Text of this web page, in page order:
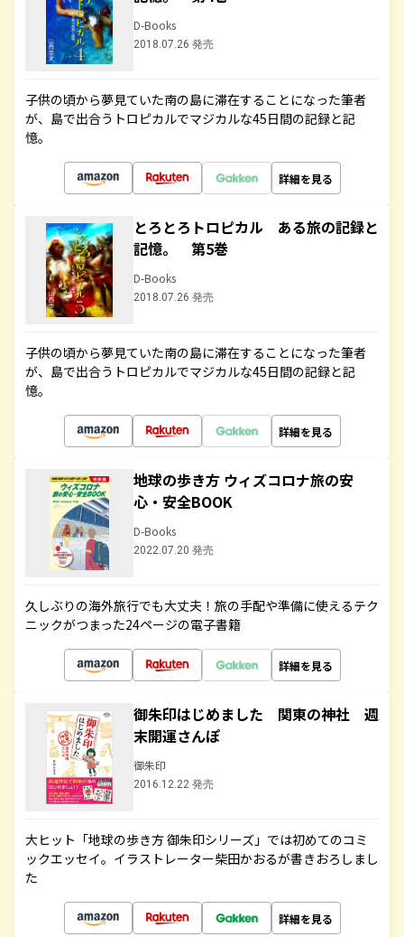
D-Books
2018.07.26 発売
子供の頃から夢見ていた南の島に滞在することになった筆者
が、島で出合うトロピカルでマジカルな45日間の記録と記
憶。
詳細を見る
とろとろトロピカル ある旅の記録と
記憶。 第5巻
D-Books
2018.07.26 発売
子供の頃から夢見ていた南の島に滞在することになった筆者
が、島で出合うトロピカルでマジカルな45日間の記録と記
憶。
詳細を見る
地球の歩き方 ウィズコロナ旅の安
心・安全BOOK
D-Books
2022.07.20 発売
久しぶりの海外旅行でも大丈夫！旅の手配や準備に使えるテク
ニックがつまった24ページの電子書籍
詳細を見る
御朱印はじめました 関東の神社 週
末開運さんぽ
御朱印
2016.12.22 発売
大ヒット「地球の歩き方 御朱印シリーズ」では初めてのコミ
ックエッセイ。イラストレーター柴田かおるが書きおろしまし
た
詳細を見る